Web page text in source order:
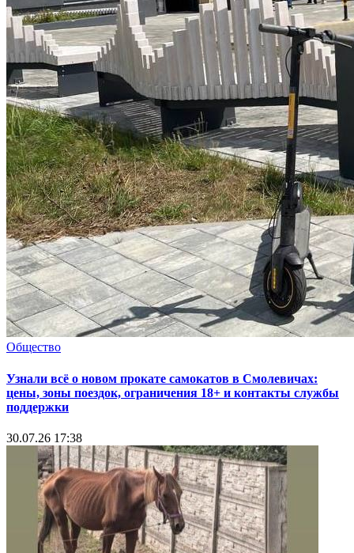
Общество
Узнали всё о новом прокате самокатов в Смолевичах:
цены, зоны поездок, ограничения 18+ и контакты службы
поддержки
30.07.26 17:38